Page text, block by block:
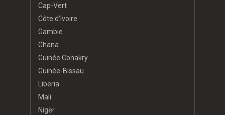
Cap-Vert
Côte d’Ivoire
Gambie
Ghana
Guinée Conakry
Guinée-Bissau
Liberia
Mali
Niger